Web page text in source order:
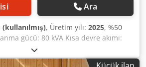
Ara
, Üretim yılı: 2025, %50
gücü: 80 kVA Kısa devre akımı:
100-600 daN / tek strok İtme: 350
100mono (8 strok, 1 program) Üstte